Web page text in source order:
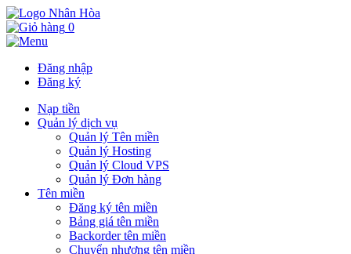
0
Đăng nhập
Đăng ký
Nạp tiền
Quản lý dịch vụ
Quản lý Tên miền
Quản lý Hosting
Quản lý Cloud VPS
Quản lý Đơn hàng
Tên miền
Đăng ký tên miền
Bảng giá tên miền
Backorder tên miền
Chuyển nhượng tên miền